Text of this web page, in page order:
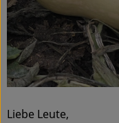
Liebe Leute,